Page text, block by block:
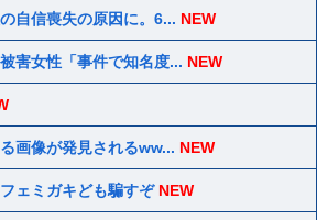
自信喪失の原因に。6... NEW
害女性「事件で知名度... NEW
画像が発見されるww... NEW
ェミガキども騙すぞ NEW